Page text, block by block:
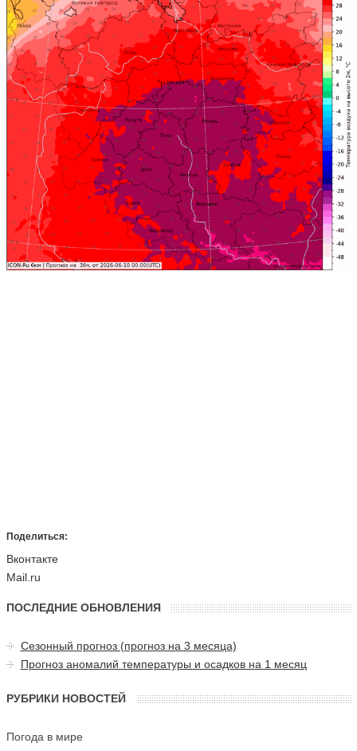
Поделиться:
Вконтакте
Mail.ru
ПОСЛЕДНИЕ ОБНОВЛЕНИЯ
Сезонный прогноз (прогноз на 3 месяца)
Прогноз аномалий температуры и осадков на 1 месяц
РУБРИКИ НОВОСТЕЙ
Погода в мире